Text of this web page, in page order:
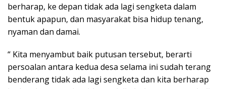
berharap, ke depan tidak ada lagi sengketa dalam
bentuk apapun, dan masyarakat bisa hidup tenang,
nyaman dan damai.
“ Kita menyambut baik putusan tersebut, berarti
persoalan antara kedua desa selama ini sudah terang
benderang tidak ada lagi sengketa dan kita berharap